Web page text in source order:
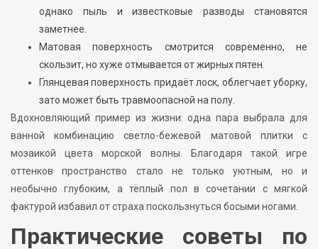
однако пыль и известковые разводы становятся
заметнее.
Матовая поверхность смотрится современно, не
скользит, но хуже отмывается от жирных пятен.
Глянцевая поверхность придаёт лоск, облегчает уборку,
зато может быть травмоопасной на полу.
Вдохновляющий пример из жизни: одна пара выбрала для
ванной комбинацию светло-бежевой матовой плитки с
мозаикой цвета морской волны. Благодаря такой игре
оттенков пространство стало не только уютным, но и
необычно глубоким, а тёплый пол в сочетании с мягкой
фактурой избавил от страха поскользнуться босыми ногами.
Практические советы по